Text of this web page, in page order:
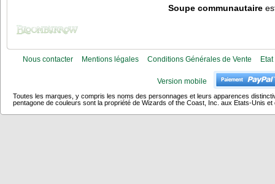
Soupe communautaire
Nous contacter Mentions légales Conditions Générales de Vente
Version mobile
Toutes les marques, y compris les noms des personnages et leurs apparences
pentagone de couleurs sont la propriété de Wizards of the Coast, Inc. aux Etats-Unis